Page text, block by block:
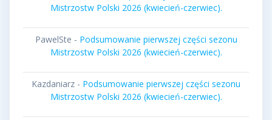
Mistrzostw Polski 2026 (kwiecień-czerwiec).
PawelSte - Podsumowanie pierwszej części sezonu
Mistrzostw Polski 2026 (kwiecień-czerwiec).
Kazdaniarz - Podsumowanie pierwszej części sezonu
Mistrzostw Polski 2026 (kwiecień-czerwiec).